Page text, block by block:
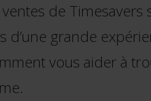
de Timesavers
grande
vous aider à